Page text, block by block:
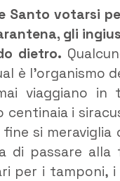
Santo votarsi
gli
dietro.
è l’organismo
viaggiano in
centinaia i
si meraviglia
di passare alla
per i tamponi,